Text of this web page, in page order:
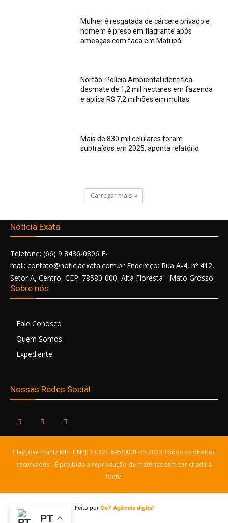
Mulher é resgatada de cárcere privado e
homem é preso em flagrante após
ameaças com faca em Matupá
Nortão: Polícia Ambiental identifica
desmate de 1,2 mil hectares em fazenda
e aplica R$ 7,2 milhões em multas
Mais de 830 mil celulares foram
subtraídos em 2025, aponta relatório
Carregar mais
Notícia Exata
Telefone: (66) 9 8436-0806 E-
mail: contato@noticiaexata.com.br Endereço: Rua A-4, nº 412,
Setor A, Centro, CEP: 78580-000, Alta Floresta - Mato Grosso
Sobre nós
Fale Conosco
Quem Somos
Expediente
Nossas Redes Social
Clay José Frantz ME - CNPJ: 13.321.695/0001-55 2023 Todos os direitos
reservados - É proibida a reprodução de matérias sem ser citada a
fonte.
Feito porGo7 Agência digital
PT